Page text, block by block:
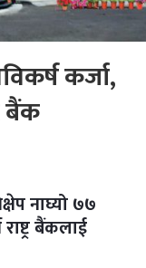
कर्जा,
बैंक
नाघ्यो ७७
बैंकलाई